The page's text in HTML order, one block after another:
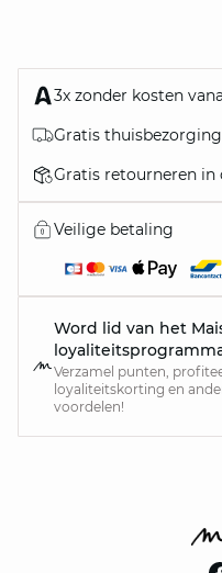
3x zonder kosten
Gratis
Gratis retourneren in
Veilige betaling
Word lid van het
Verzamel punten,
loyaliteitskorting en
voordelen!